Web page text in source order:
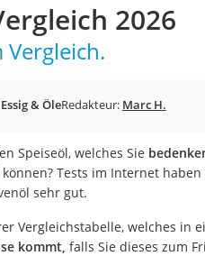
Kapseln
Essig
bio
2026
Essig & ÖleRedakteur: Marc H.
Speiseöl, welches Sie
Tests im Internet haben
sehr gut.
Vergleichstabelle, welches in
kommt, falls Sie dieses zum